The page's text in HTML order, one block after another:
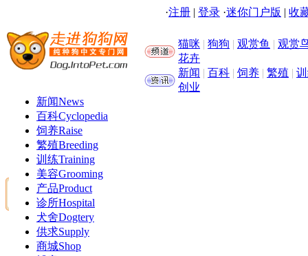
·注册 | 登录 ·迷你门户版 | 收
猫咪 | 狗狗 | 观赏鱼 | 观赏
花卉
新闻 | 百科 | 饲养 | 繁殖 |
创业
新闻News
百科Cyclopedia
饲养Raise
繁殖Breeding
训练Training
美容Grooming
产品Product
诊所Hospital
犬舍Dogtery
供求Supply
商城Shop